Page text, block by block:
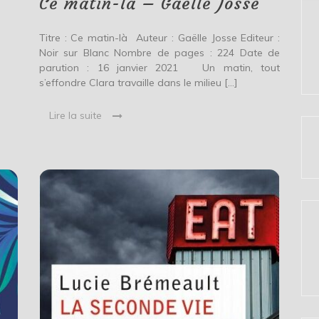
Titre : Ce matin-là Auteur : Gaëlle Josse Editeur :
Noir sur Blanc Nombre de pages : 224 Date de
parution : 16 janvier 2021 Un matin, tout
s’effondre Clara travaille dans le milieu […]
Lire la suite